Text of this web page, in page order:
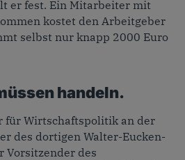
er fest. Ein Mitarbeiter mit
kostet den Arbeitgeber
selbst nur knapp 2000 Euro
handeln.
für Wirtschaftspolitik an der
des dortigen Walter-Eucken-
Vorsitzender des